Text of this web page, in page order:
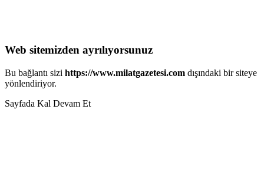
Web sitemizden ayrılıyorsunuz
Bu bağlantı sizi https://www.milatgazetesi.com dışındaki bir siteye
yönlendiriyor.
Sayfada Kal Devam Et